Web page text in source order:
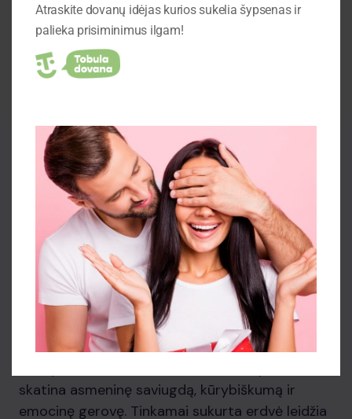
Sukurti jaukų skaitymo kampelį – tai ne tik
baldų išdėstymo ar spalvų pasirinkimo
klausimas. Tai holistinis procesas, apimantis
ergonomiką, apšvietimą, tekstūras, dekoracijas
sukurti vietą, kurioje norisi grįžti vėl ir vėl, kurioje
skaitymas tampa malonumu, o ne tik laiko
praleidimu. Naudojant kokybiškus baldus galima
lengviau sukurti tokį kampelį, užtikrinant tiek
patogumą, tiek estetinę harmoniją.
Investuojant į tinkamą baldų pasirinkimą,
apšvietimą, tekstūras ir dekoracijas, skaitymo
kampelis gali tapti viena mėgstamiausių namų
vietų. Jis suteikia galimybę pabėgti nuo
kasdienybės, atsipalaiduoti ir mėgautis
skatina asmeninę saviugdą, kūrybiškumą ir
emocinę gerovę. Tinkamai sukurta erdvė leidžia
Atraskite dovanų idėjas kurios sukelia šypsenas ir
palieka prisiminimus ilgam!